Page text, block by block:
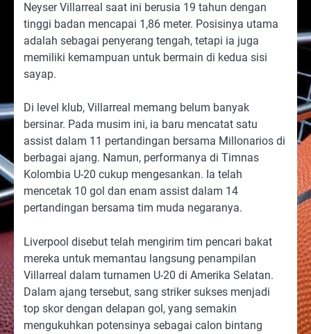
Neyser Villarreal saat ini berusia 19 tahun dengan
tinggi badan mencapai 1,86 meter. Posisinya utama
adalah sebagai penyerang tengah, tetapi ia juga
memiliki kemampuan untuk bermain di kedua sisi
sayap.
Di level klub, Villarreal memang belum banyak
bersinar. Pada musim ini, ia baru mencatat satu
assist dalam 11 pertandingan bersama Millonarios di
berbagai ajang. Namun, performanya di Timnas
Kolombia U-20 cukup mengesankan. Ia telah
mencetak 10 gol dan enam assist dalam 14
pertandingan bersama tim muda negaranya.
Liverpool disebut telah mengirim tim pencari bakat
mereka untuk memantau langsung penampilan
Villarreal dalam turnamen U-20 di Amerika Selatan.
Dalam ajang tersebut, sang striker sukses menjadi
top skor dengan delapan gol, yang semakin
mengukuhkan potensinya sebagai calon bintang